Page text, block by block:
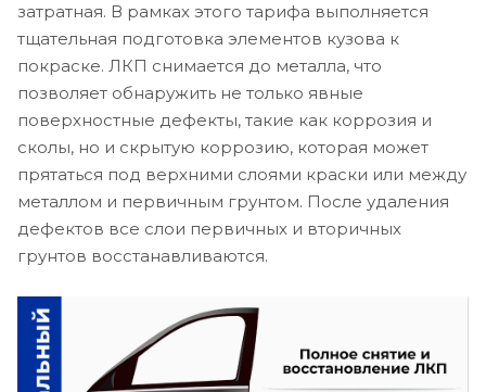
затратная. В рамках этого тарифа выполняется
тщательная подготовка элементов кузова к
покраске. ЛКП снимается до металла, что
позволяет обнаружить не только явные
поверхностные дефекты, такие как коррозия и
сколы, но и скрытую коррозию, которая может
прятаться под верхними слоями краски или между
металлом и первичным грунтом. После удаления
дефектов все слои первичных и вторичных
грунтов восстанавливаются.